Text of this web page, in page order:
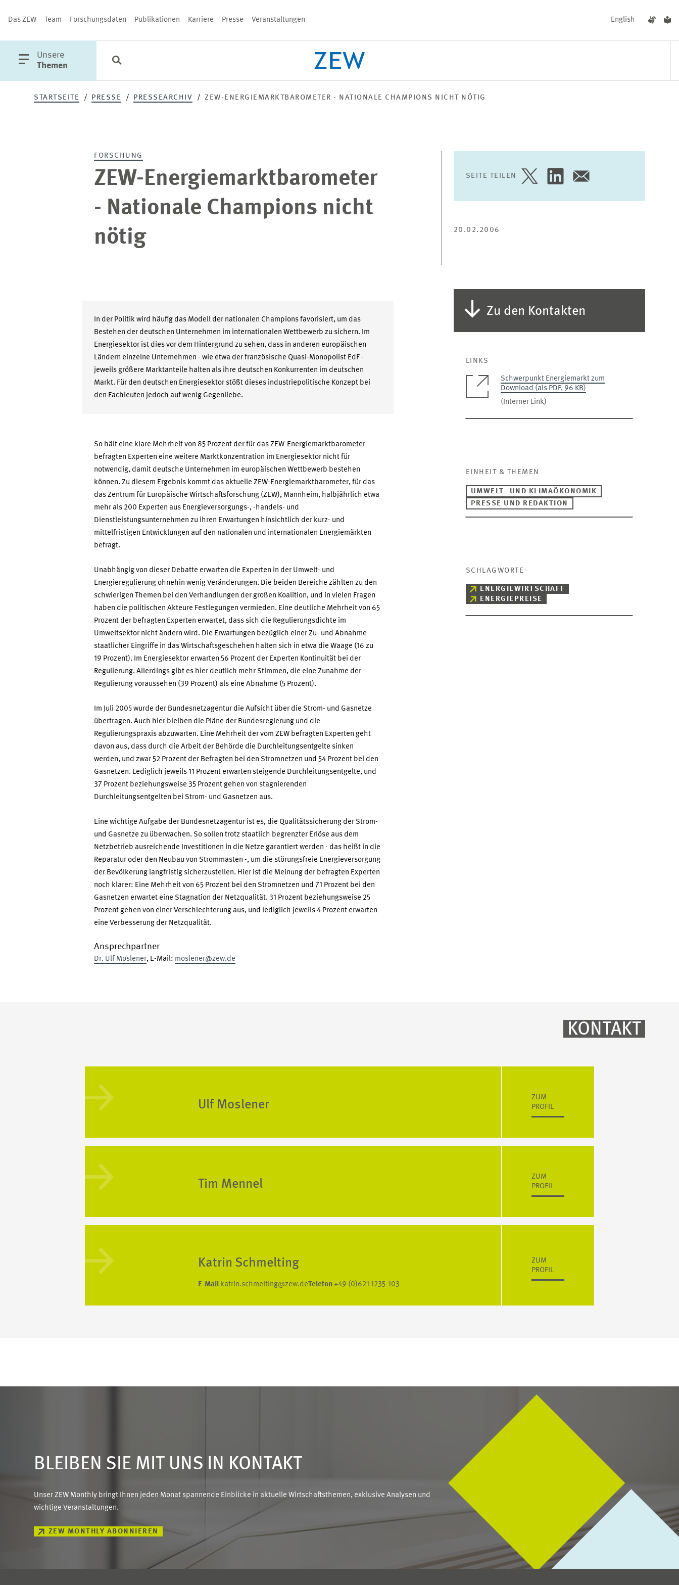
Das ZEW Team Forschungsdaten Publikationen Karriere Presse Veranstaltungen English
öffne
Hauptmenü
Unsere
Themen
Kategorien
Schließen
STARTSEITE PRESSE PRESSEARCHIV ZEW-ENERGIEMARKTBAROMETER - NATIONALE CHAMPIONS NICHT NÖTIG
ZEW-Energiemarktbarometer
- Nationale Champions nicht
nötig
FORSCHUNG
SEITE TEILEN
SEITE
TWITTER
SEITE
LINKEDIN
SEITE
E-
20.02.2006
In der Politik wird häufig das Modell der nationalen Champions favorisiert, um das
Bestehen der deutschen Unternehmen im internationalen Wettbewerb zu sichern. Im
Energiesektor ist dies vor dem Hintergrund zu sehen, dass in anderen europäischen
Ländern einzelne Unternehmen - wie etwa der französische Quasi-Monopolist EdF -
jeweils größere Marktanteile halten als ihre deutschen Konkurrenten im deutschen
Markt. Für den deutschen Energiesektor stößt dieses industriepolitische Konzept bei
den Fachleuten jedoch auf wenig Gegenliebe.
So hält eine klare Mehrheit von 85 Prozent der für das ZEW-Energiemarktbarometer
befragten Experten eine weitere Marktkonzentration im Energiesektor nicht für
notwendig, damit deutsche Unternehmen im europäischen Wettbewerb bestehen
können. Zu diesem Ergebnis kommt das aktuelle ZEW-Energiemarktbarometer, für das
das Zentrum für Europäische Wirtschaftsforschung (ZEW), Mannheim, halbjährlich etwa
mehr als 200 Experten aus Energieversorgungs-, -handels- und
Dienstleistungsunternehmen zu ihren Erwartungen hinsichtlich der kurz- und
mittelfristigen Entwicklungen auf den nationalen und internationalen Energiemärkten
befragt.
Unabhängig von dieser Debatte erwarten die Experten in der Umwelt- und
Energieregulierung ohnehin wenig Veränderungen. Die beiden Bereiche zählten zu den
schwierigen Themen bei den Verhandlungen der großen Koalition, und in vielen Fragen
haben die politischen Akteure Festlegungen vermieden. Eine deutliche Mehrheit von 65
Prozent der befragten Experten erwartet, dass sich die Regulierungsdichte im
Umweltsektor nicht ändern wird. Die Erwartungen bezüglich einer Zu- und Abnahme
staatlicher Eingriffe in das Wirtschaftsgeschehen halten sich in etwa die Waage (16 zu
19 Prozent). Im Energiesektor erwarten 56 Prozent der Experten Kontinuität bei der
Regulierung. Allerdings gibt es hier deutlich mehr Stimmen, die eine Zunahme der
Regulierung voraussehen (39 Prozent) als eine Abnahme (5 Prozent).
Im Juli 2005 wurde der Bundesnetzagentur die Aufsicht über die Strom- und Gasnetze
übertragen. Auch hier bleiben die Pläne der Bundesregierung und die
Regulierungspraxis abzuwarten. Eine Mehrheit der vom ZEW befragten Experten geht
davon aus, dass durch die Arbeit der Behörde die Durchleitungsentgelte sinken
werden, und zwar 52 Prozent der Befragten bei den Stromnetzen und 54 Prozent bei den
Gasnetzen. Lediglich jeweils 11 Prozent erwarten steigende Durchleitungsentgelte, und
37 Prozent beziehungsweise 35 Prozent gehen von stagnierenden
Durchleitungsentgelten bei Strom- und Gasnetzen aus.
Eine wichtige Aufgabe der Bundesnetzagentur ist es, die Qualitätssicherung der Strom-
und Gasnetze zu überwachen. So sollen trotz staatlich begrenzter Erlöse aus dem
Netzbetrieb ausreichende Investitionen in die Netze garantiert werden - das heißt in die
Reparatur oder den Neubau von Strommasten -, um die störungsfreie Energieversorgung
der Bevölkerung langfristig sicherzustellen. Hier ist die Meinung der befragten Experten
noch klarer: Eine Mehrheit von 65 Prozent bei den Stromnetzen und 71 Prozent bei den
Gasnetzen erwartet eine Stagnation der Netzqualität. 31 Prozent beziehungsweise 25
Prozent gehen von einer Verschlechterung aus, und lediglich jeweils 4 Prozent erwarten
eine Verbesserung der Netzqualität.
Ansprechpartner
Dr. Ulf Moslener, E-Mail: moslener@zew.de
Zu den Kontakten
LINKS
Schwerpunkt Energiemarkt zum
Download (als PDF, 96 KB)
(Interner Link)
EINHEIT & THEMEN
UMWELT- UND KLIMAÖKONOMIK
PRESSE UND REDAKTION
SCHLAGWORTE
ENERGIEWIRTSCHAFT
ENERGIEPREISE
KONTAKT
Ulf Moslener
ZUM
PROFIL
Tim Mennel
ZUM
PROFIL
Katrin Schmelting
E-Mail katrin.schmelting@zew.de Telefon +49 (0)621 1235-103
ZUM
PROFIL
BLEIBEN SIE MIT UNS IN KONTAKT
Unser ZEW Monthly bringt Ihnen jeden Monat spannende Einblicke in aktuelle Wirtschaftsthemen, exklusive Analysen und
wichtige Veranstaltungen.
ZEW MONTHLY ABONNIEREN